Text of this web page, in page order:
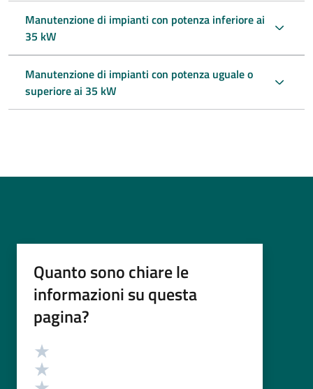
Manutenzione di impianti con potenza inferiore ai
35 kW
Manutenzione di impianti con potenza uguale o
superiore ai 35 kW
Quanto sono chiare le
informazioni su questa
pagina?
Valutazione